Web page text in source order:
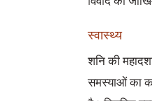
स्वास्थ्य
शनि की
समस्याओं का